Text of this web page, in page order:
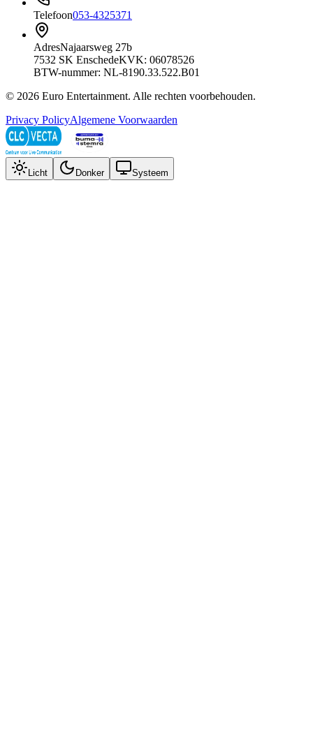
Telefoon053-4325371
AdresNajaarsweg 27b
7532 SK EnschedeKVK: 06078526
BTW-nummer: NL-8190.33.522.B01
© 2026 Euro Entertainment. Alle rechten voorbehouden.
Privacy PolicyAlgemene Voorwaarden
Licht Donker Systeem